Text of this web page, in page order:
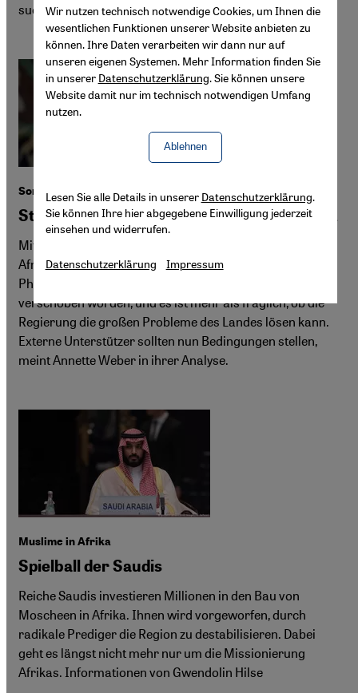
suchen.
Somalia
Straucheln auf dem Weg zu mehr Stabilität
Mit Wahlen und einer veränderten Mission der
Afrikanischen Union hätte Somalia 2021 in eine neue
Phase der Stabilisierung eintreten sollen. Beides ist
verschoben worden, und es ist mehr als fraglich, ob die
Regierung die großen Probleme des Landes lösen kann.
Externe Unterstützer sollten nun Bedingungen stellen,
meint Annette Weber in ihrer Analyse.
Muslime in Afrika
Spielball der Saudis
Reiche Saudis investieren Millionen in den Bau von
Moscheen in Afrika. Ihnen wird vorgeworfen, durch
radikale Prediger die Region zu destabilisieren. Dabei
geht es längst nicht mehr nur um die Missionierung
Afrikas. Informationen von Gwendolin Hilse
Wir nutzen technisch notwendige Cookies, um Ihnen die
wesentlichen Funktionen unserer Website anbieten zu
können. Ihre Daten verarbeiten wir dann nur auf
unseren eigenen Systemen. Mehr Information finden Sie
in unserer Datenschutzerklärung. Sie können unsere
Website damit nur im technisch notwendigen Umfang
nutzen.
Ablehnen
Lesen Sie alle Details in unserer Datenschutzerklärung.
Sie können Ihre hier abgegebene Einwilligung jederzeit
einsehen und widerrufen.
Datenschutzerklärung Impressum